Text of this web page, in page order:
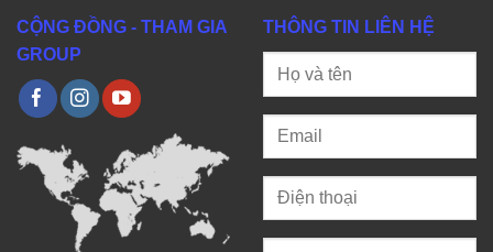
CỘNG ĐỒNG - THAM GIA
GROUP
THÔNG TIN LIÊN HỆ